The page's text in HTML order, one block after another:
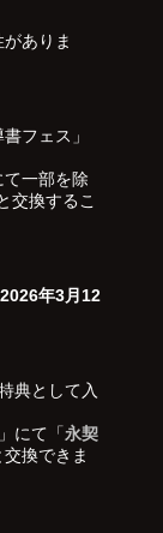
ありま
フェス」
一部を除
交換するこ
年3月12
典として入
にて「永契
換できま